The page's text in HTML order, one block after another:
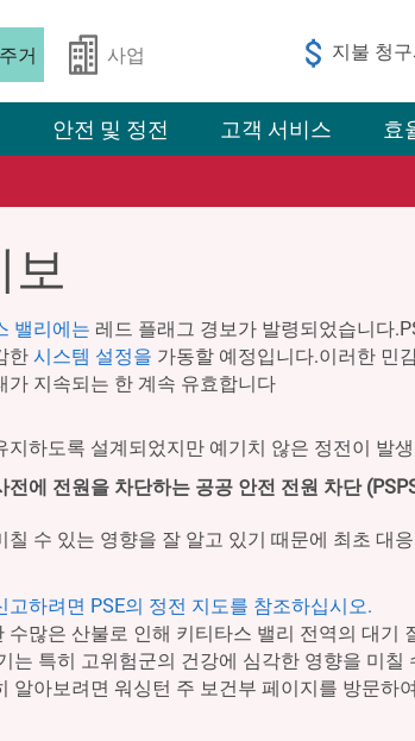
주거
안전 및 정전 고객 서비스 효
사업 지불 청
보
밸리에는 레드 플래그 경보가 발령되었습니다
한시스템 설정을 가동할 예정입니다.이러한 민
지속되는 한 계속 유효합니다
하도록 설계되었지만 예기치 않은 정전이 발
에 전원을 차단하는 공공 안전 전원 차단
수 있는 영향을 잘 알고 있기 때문에 최초 대
하려면 PSE의 정전 지도를 참조하십시오.
많은 산불로 인해 키티타스 밸리 전역의 대기
는 특히 고위험군의 건강에 심각한 영향을 미칠
알아보려면 워싱턴 주 보건부 페이지를 방문하여